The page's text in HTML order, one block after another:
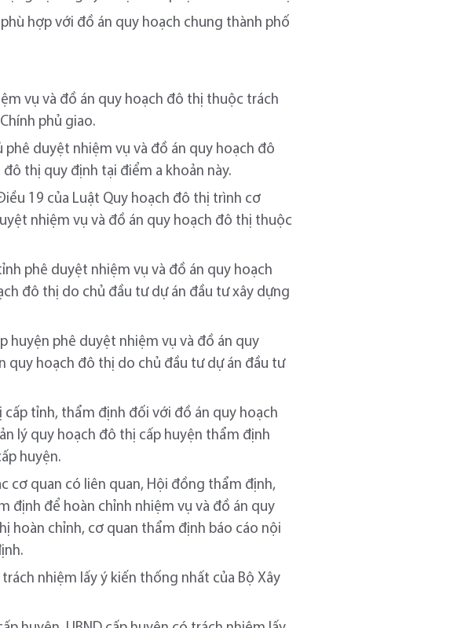
hợp với đồ án quy hoạch chung thành phố
vụ và đồ án quy hoạch đô thị thuộc trách
phủ giao.
phê duyệt nhiệm vụ và đồ án quy hoạch đô
thị quy định tại điểm a khoản này.
19 của Luật Quy hoạch đô thị trình cơ
nhiệm vụ và đồ án quy hoạch đô thị thuộc
phê duyệt nhiệm vụ và đồ án quy hoạch
đô thị do chủ đầu tư dự án đầu tư xây dựng
huyện phê duyệt nhiệm vụ và đồ án quy
quy hoạch đô thị do chủ đầu tư dự án đầu tư
tỉnh, thẩm định đối với đồ án quy hoạch
lý quy hoạch đô thị cấp huyện thẩm định
huyện.
cơ quan có liên quan, Hội đồng thẩm định,
định để hoàn chỉnh nhiệm vụ và đồ án quy
hoàn chỉnh, cơ quan thẩm định báo cáo nội
nhiệm lấy ý kiến thống nhất của Bộ Xây